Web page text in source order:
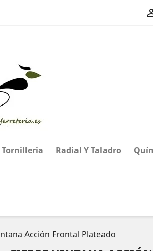
Tornilleria Radial Y Taladro
Acción Frontal Plateado